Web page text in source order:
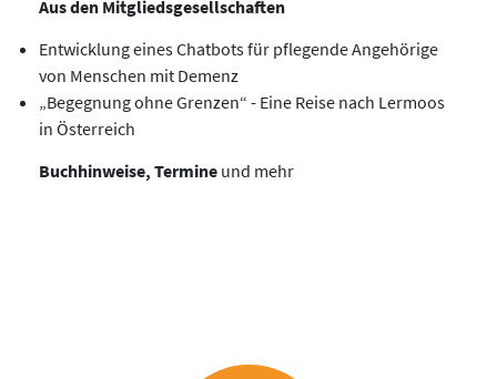
Aus den Mitgliedsgesellschaften
Entwicklung eines Chatbots für pflegende Angehörige
von Menschen mit Demenz
„Begegnung ohne Grenzen“ - Eine Reise nach Lermoos
in Österreich
Buchhinweise, Termine und mehr